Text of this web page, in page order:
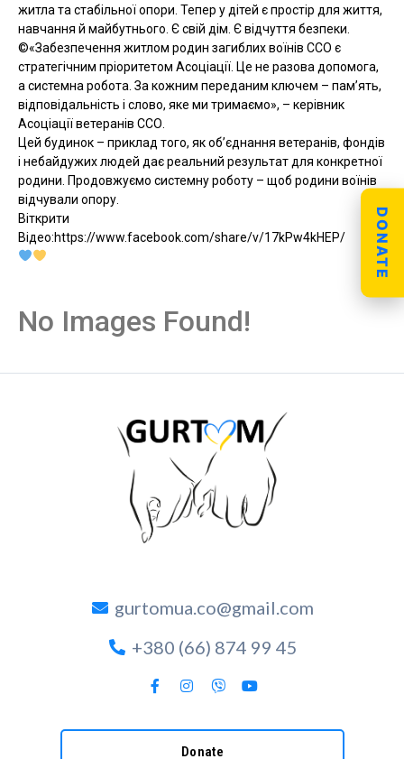
житла та стабільної опори. Тепер у дітей є простір для життя,
навчання й майбутнього. Є свій дім. Є відчуття безпеки.
©️«Забезпечення житлом родин загиблих воїнів ССО є
стратегічним пріоритетом Асоціації. Це не разова допомога,
а системна робота. За кожним переданим ключем – пам’ять,
відповідальність і слово, яке ми тримаємо», – керівник
Асоціації ветеранів ССО.
Цей будинок – приклад того, як об’єднання ветеранів, фондів
і небайдужих людей дає реальний результат для конкретної
родини. Продовжуємо системну роботу – щоб родини воїнів
відчували опору.
Віткрити
Відео:https://www.facebook.com/share/v/17kPw4kHEP/
No Images Found!
gurtomua.co@gmail.com
+380 (66) 874 99 45
Donate
DONATE